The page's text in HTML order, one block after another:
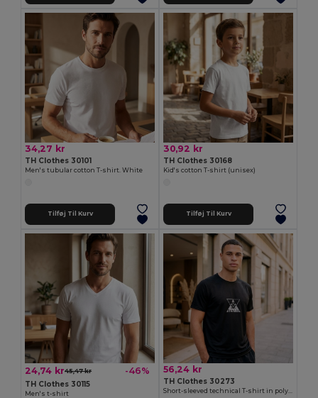
34,27 kr
TH Clothes 30101
Men's tubular cotton T-shirt. White
Tilføj Til Kurv
30,92 kr
TH Clothes 30168
Kid's cotton T-shirt (unisex)
Tilføj Til Kurv
24,74 kr45,47 kr -46%
TH Clothes 30115
Men's t-shirt
56,24 kr
TH Clothes 30273